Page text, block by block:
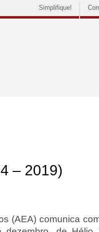
Simplifique!
– 2019)
(AEA) comunica